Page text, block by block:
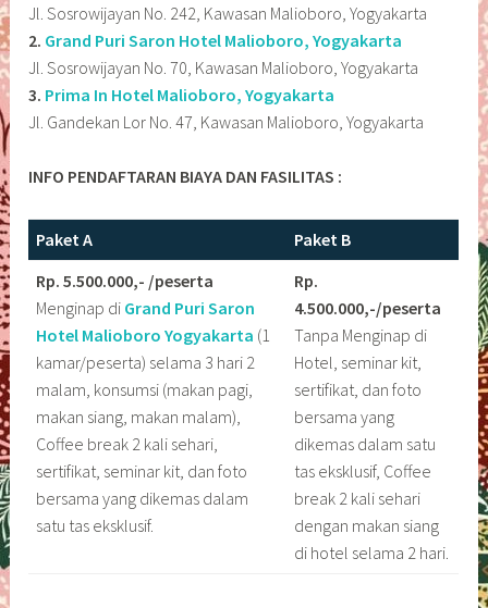
Jl. Sosrowijayan No. 242, Kawasan Malioboro, Yogyakarta
2. Grand Puri Saron Hotel Malioboro, Yogyakarta
Jl. Sosrowijayan No. 70, Kawasan Malioboro, Yogyakarta
3. Prima In Hotel Malioboro, Yogyakarta
Jl. Gandekan Lor No. 47, Kawasan Malioboro, Yogyakarta
INFO PENDAFTARAN BIAYA DAN FASILITAS :
Paket A
Paket B
Rp. 5.500.000,- /peserta
Menginap di Grand Puri Saron
Hotel Malioboro Yogyakarta (1
kamar/peserta) selama 3 hari 2
malam, konsumsi (makan pagi,
makan siang, makan malam),
Coffee break 2 kali sehari,
sertifikat, seminar kit, dan foto
bersama yang dikemas dalam
satu tas eksklusif.
Rp.
4.500.000,-/peserta
Tanpa Menginap di
Hotel, seminar kit,
sertifikat, dan foto
bersama yang
dikemas dalam satu
tas eksklusif, Coffee
break 2 kali sehari
dengan makan siang
di hotel selama 2 hari.